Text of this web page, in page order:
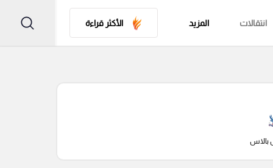
انتقالات المزيد الأكثر قراءة
بالاس